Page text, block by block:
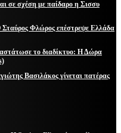
σε σχέση με παίδαρο η Σισσυ
Σταύρος Φλώρος επέστρεψε Ελλάδα
το διαδίκτυο: Η Δώρα
Βασιλάκος γίνεται πατέρας